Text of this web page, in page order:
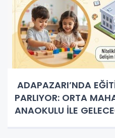
ADAPAZARI’NDA
PARLIYOR: ORTA
ANAOKULU İLE